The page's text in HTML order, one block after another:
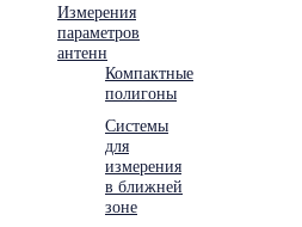
Измерения
параметров
антенн
Компактные
полигоны
Системы
для
измерения
в ближней
зоне